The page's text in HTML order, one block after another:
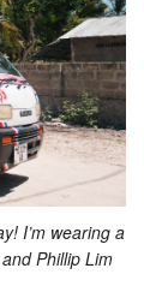
I’m wearing a
Phillip Lim